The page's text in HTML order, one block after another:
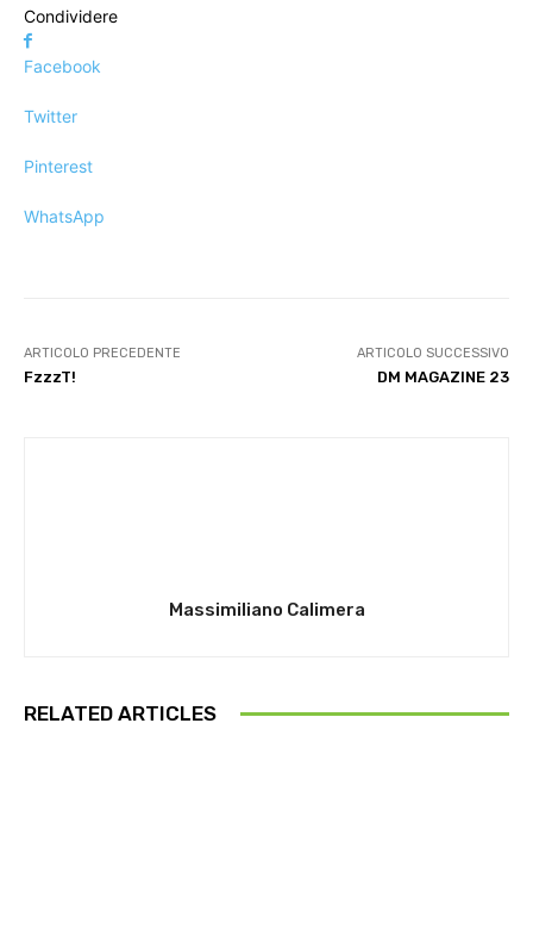
Condividere
Facebook
Twitter
Pinterest
WhatsApp
ARTICOLO PRECEDENTE
FzzzT!
ARTICOLO SUCCESSIVO
DM MAGAZINE 23
Massimiliano Calimera
RELATED ARTICLES